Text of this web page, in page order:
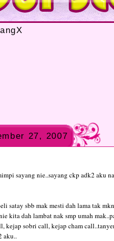
27, 2007
sayang nie..sayang ckp adk2 aku
satay sbb mak mesti dah lama tak mkn
kita dah lambat nak smp umah
kejap sobri call, kejap cham
aku..